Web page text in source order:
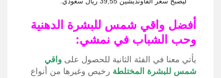
أفضل واقي شمس للبشرة الدهنية
وحب الشباب في نمشي:
يأتي معنا في الفئة الثانية للحصول على واقي
شمس للبشرة المختلطة رخيص وغيرها من أنواع